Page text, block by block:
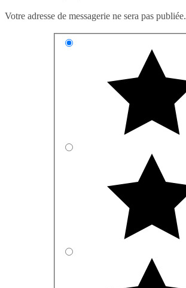
Votre adresse de messagerie ne sera pas publiée.